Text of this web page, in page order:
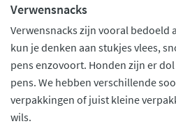
Verwensnacks
Verwensnacks zijn vooral bedoeld
kun je denken aan stukjes vlees,
pens enzovoort. Honden zijn er
pens. We hebben verschillende
verpakkingen of juist kleine
wils.